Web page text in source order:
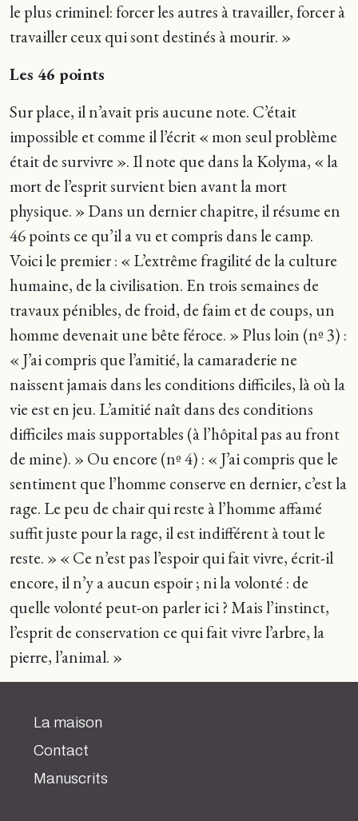
le plus criminel: forcer les autres à travailler, forcer à
travailler ceux qui sont destinés à mourir. »
Les 46 points
Sur place, il n’avait pris aucune note. C’était
impossible et comme il l’écrit « mon seul problème
était de survivre ». Il note que dans la Kolyma, « la
mort de l’esprit survient bien avant la mort
physique. » Dans un dernier chapitre, il résume en
46 points ce qu’il a vu et compris dans le camp.
Voici le premier : « L’extrême fragilité de la culture
humaine, de la civilisation. En trois semaines de
travaux pénibles, de froid, de faim et de coups, un
homme devenait une bête féroce. » Plus loin (nº 3) :
« J’ai compris que l’amitié, la camaraderie ne
naissent jamais dans les conditions difficiles, là où la
vie est en jeu. L’amitié naît dans des conditions
difficiles mais supportables (à l’hôpital pas au front
de mine). » Ou encore (nº 4) : « J’ai compris que le
sentiment que l’homme conserve en dernier, c’est la
rage. Le peu de chair qui reste à l’homme affamé
suffit juste pour la rage, il est indifférent à tout le
reste. » « Ce n’est pas l’espoir qui fait vivre, écrit-il
encore, il n’y a aucun espoir ; ni la volonté : de
quelle volonté peut-on parler ici ? Mais l’instinct,
l’esprit de conservation ce qui fait vivre l’arbre, la
pierre, l’animal. »
La maison
Contact
Manuscrits